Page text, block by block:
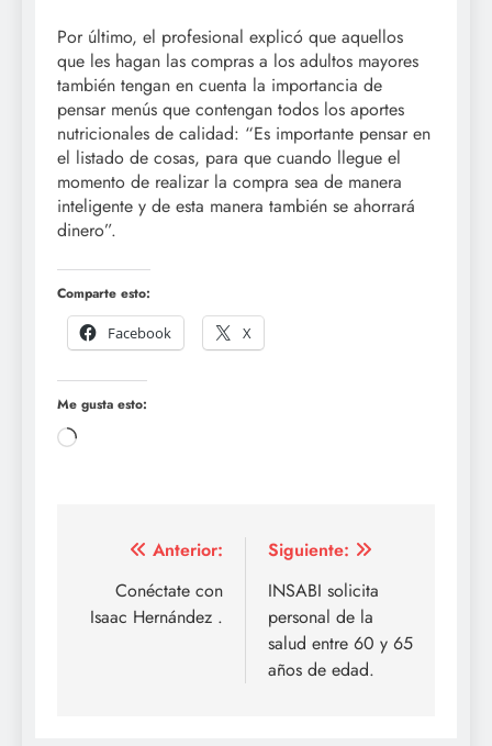
Por último, el profesional explicó que aquellos
que les hagan las compras a los adultos mayores
también tengan en cuenta la importancia de
pensar menús que contengan todos los aportes
nutricionales de calidad: “Es importante pensar en
el listado de cosas, para que cuando llegue el
momento de realizar la compra sea de manera
inteligente y de esta manera también se ahorrará
dinero”.
Comparte esto:
Facebook
X
Me gusta esto:
Cargando...
Navegación
entradas
Anterior:
Conéctate con
Isaac Hernández .
Siguiente:
INSABI solicita
personal de la
salud entre 60 y 65
años de edad.